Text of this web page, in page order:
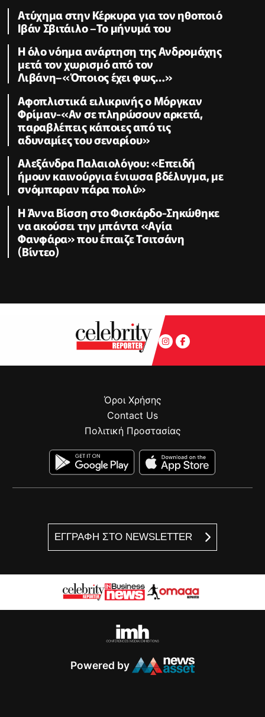
Ατύχημα στην Κέρκυρα για τον ηθοποιό
Ιβάν Σβιτάιλο –Το μήνυμά του
Η όλο νόημα ανάρτηση της Ανδρομάχης
μετά τον χωρισμό από τον
Λιβάνη–«Όποιος έχει φως…»
Αφοπλιστικά ειλικρινής ο Μόργκαν
Φρίμαν-«Αν σε πληρώσουν αρκετά,
παραβλέπεις κάποιες από τις
αδυναμίες του σεναρίου»
Αλεξάνδρα Παλαιολόγου: «Επειδή
ήμουν καινούργια ένιωσα βδέλυγμα, με
σνόμπαραν πάρα πολύ»
Η Άννα Βίσση στο Φισκάρδο-Σηκώθηκε
να ακούσει την μπάντα «Αγία
Φανφάρα» που έπαιζε Τσιτσάνη
(Βίντεο)
ΕΓΓΡΑΦΗ ΣΤΟ NEWSLETTER
Όροι Χρήσης
Contact Us
Πολιτική Προστασίας
Powered by